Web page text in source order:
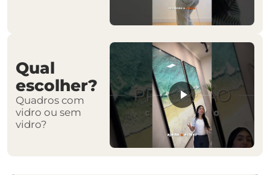
Qual
escolher?
Quadros com
vidro ou sem
vidro?